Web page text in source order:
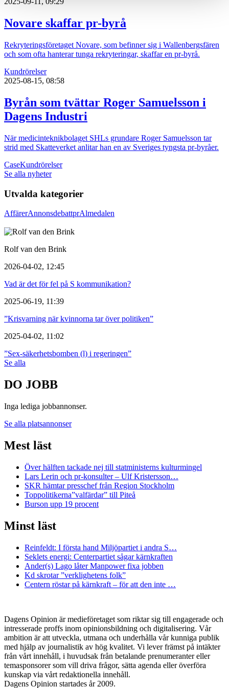
Novare skaffar pr-byrå
Rekryteringsföretaget Novare, som befinner sig i Wallenbergsfären
och som ofta hanterar tunga rekryteringar, skaffar en pr-byrå.
Kundrörelser
2025-08-15, 08:58
Byrån som tvättar Roger Samuelsson i
Dagens Industri
När medicinteknikbolaget SHLs grundare Roger Samuelsson tar
strid med Skatteverket anlitar han en av Sveriges tyngsta pr-byråer.
CaseKundrörelser
Se alla nyheter
Utvalda kategorier
AffärerAnnonsdebattprAlmedalen
Rolf van den Brink
2026-04-02, 12:45
Vad är det för fel på S kommunikation?
2025-06-19, 11:39
”Krisvarning när kvinnorna tar över politiken”
2025-04-02, 11:02
”Sex-säkerhetsbomben (l) i regeringen”
Se alla
DO JOBB
Inga lediga jobbannonser.
Se alla platsannonser
Mest läst
Över hälften tackade nej till statministerns kulturmingel
Lars Lerin och pr-konsulter – Ulf Kristersson…
SKR hämtar presschef från Region Stockholm
Toppolitikerna”valfärdar” till Piteå
Burson upp 19 procent
Minst läst
Reinfeldt: I första hand Miljöpartiet i andra S…
Seklets energi: Centerpartiet sågar kärnkraften
Ander(s) Lago låter Manpower fixa jobben
Kd skrotar ”verklighetens folk”
Centern röstar på kärnkraft – för att den inte …
Dagens Opinion är medieföretaget som riktar sig till engagerade och
intresserade proffs inom opinionsbildning och digitalisering. Vår
ambition är att utveckla, utmana och underhålla vår kunniga publik
med hjälp av journalistik av hög kvalitet. Vi lever främst på intäkter
från vårt innehåll, i huvudsak från betalande prenumeranter eller
temasponsorer som vill driva frågor, sätta agenda eller överföra
kunskap via vårt redaktionella innehåll.
Dagens Opinion startades år 2009.